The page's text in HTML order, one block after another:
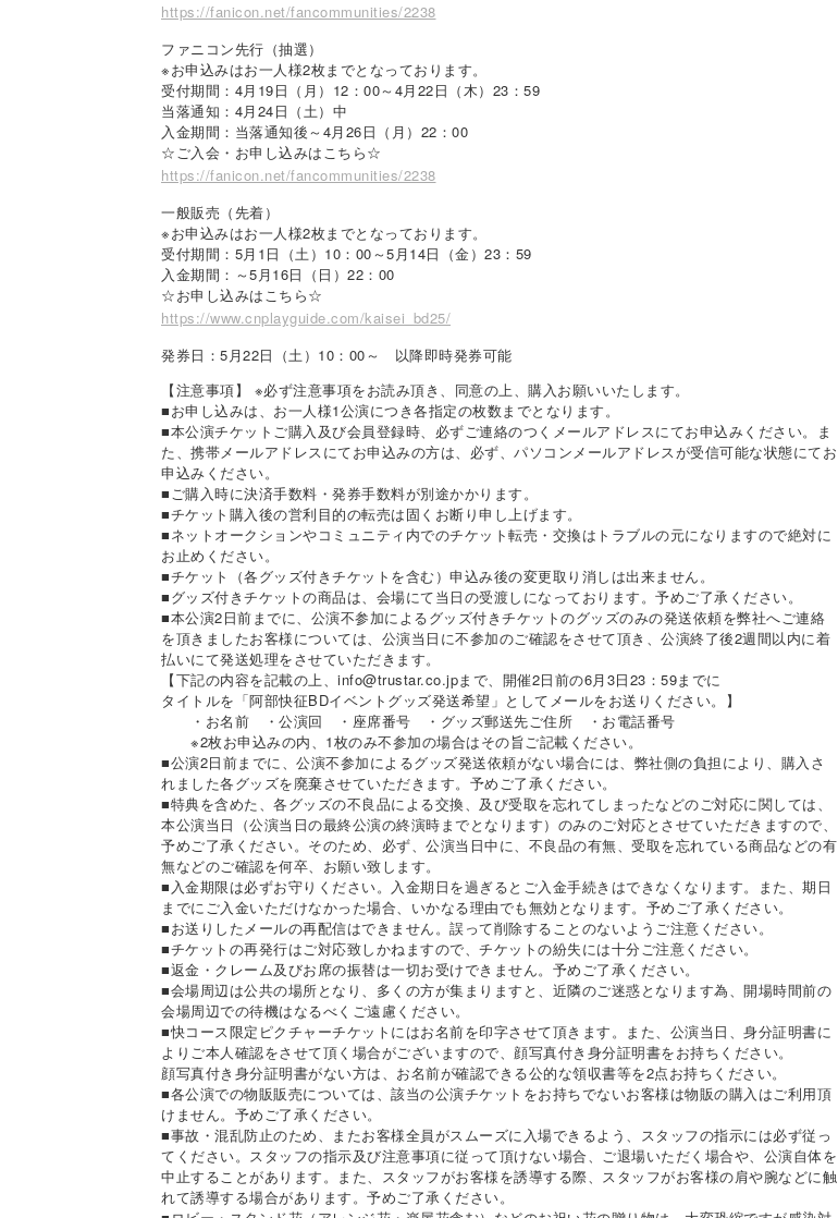
https://fanicon.net/fancommunities/2238
ファニコン先行（抽選）
※お申込みはお一人様2枚までとなっております。
受付期間：4月19日（月）12：00～4月22日（木）23：59
当落通知：4月24日（土）中
入金期間：当落通知後～4月26日（月）22：00
☆ご入会・お申し込みはこちら☆
https://fanicon.net/fancommunities/2238
一般販売（先着）
※お申込みはお一人様2枚までとなっております。
受付期間：5月1日（土）10：00～5月14日（金）23：59
入金期間：～5月16日（日）22：00
☆お申し込みはこちら☆
https://www.cnplayguide.com/kaisei_bd25/
発券日：5月22日（土）10：00～ 以降即時発券可能
【注意事項】 ※必ず注意事項をお読み頂き、同意の上、購入お願いいたします。
■お申し込みは、お一人様1公演につき各指定の枚数までとなります。
■本公演チケットご購入及び会員登録時、必ずご連絡のつくメールアドレスにてお申込みください。ま
た、携帯メールアドレスにてお申込みの方は、必ず、パソコンメールアドレスが受信可能な状態にてお
申込みください。
■ご購入時に決済手数料・発券手数料が別途かかります。
■チケット購入後の営利目的の転売は固くお断り申し上げます。
■ネットオークションやコミュニティ内でのチケット転売・交換はトラブルの元になりますので絶対に
お止めください。
■チケット（各グッズ付きチケットを含む）申込み後の変更取り消しは出来ません。
■グッズ付きチケットの商品は、会場にて当日の受渡しになっております。予めご了承ください。
■本公演2日前までに、公演不参加によるグッズ付きチケットのグッズのみの発送依頼を弊社へご連絡
を頂きましたお客様については、公演当日に不参加のご確認をさせて頂き、公演終了後2週間以内に着
払いにて発送処理をさせていただきます。
【下記の内容を記載の上、info@trustar.co.jpまで、開催2日前の6月3日23：59までに
タイトルを「阿部快征BDイベントグッズ発送希望」としてメールをお送りください。】
・お名前 ・公演回 ・座席番号 ・グッズ郵送先ご住所 ・お電話番号
※2枚お申込みの内、1枚のみ不参加の場合はその旨ご記載ください。
■公演2日前までに、公演不参加によるグッズ発送依頼がない場合には、弊社側の負担により、購入さ
れました各グッズを廃棄させていただきます。予めご了承ください。
■特典を含めた、各グッズの不良品による交換、及び受取を忘れてしまったなどのご対応に関しては、
本公演当日（公演当日の最終公演の終演時までとなります）のみのご対応とさせていただきますので、
予めご了承ください。そのため、必ず、公演当日中に、不良品の有無、受取を忘れている商品などの有
無などのご確認を何卒、お願い致します。
■入金期限は必ずお守りください。入金期日を過ぎるとご入金手続きはできなくなります。また、期日
までにご入金いただけなかった場合、いかなる理由でも無効となります。予めご了承ください。
■お送りしたメールの再配信はできません。誤って削除することのないようご注意ください。
■チケットの再発行はご対応致しかねますので、チケットの紛失には十分ご注意ください。
■返金・クレーム及びお席の振替は一切お受けできません。予めご了承ください。
■会場周辺は公共の場所となり、多くの方が集まりますと、近隣のご迷惑となります為、開場時間前の
会場周辺での待機はなるべくご遠慮ください。
■快コース限定ピクチャーチケットにはお名前を印字させて頂きます。また、公演当日、身分証明書に
よりご本人確認をさせて頂く場合がございますので、顔写真付き身分証明書をお持ちください。
顔写真付き身分証明書がない方は、お名前が確認できる公的な領収書等を2点お持ちください。
■各公演での物販販売については、該当の公演チケットをお持ちでないお客様は物販の購入はご利用頂
けません。予めご了承ください。
■事故・混乱防止のため、またお客様全員がスムーズに入場できるよう、スタッフの指示には必ず従っ
てください。スタッフの指示及び注意事項に従って頂けない場合、ご退場いただく場合や、公演自体を
中止することがあります。また、スタッフがお客様を誘導する際、スタッフがお客様の肩や腕などに触
れて誘導する場合があります。予めご了承ください。